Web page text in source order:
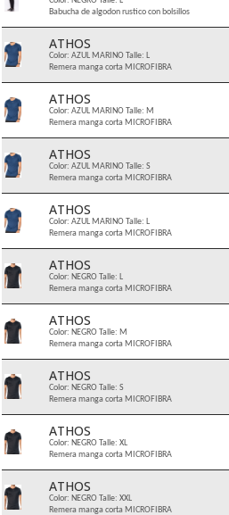
Babucha de algodon rustico con bolsillos
ATHOS
Color: AZUL MARINO Talle: L
Remera manga corta MICROFIBRA
ATHOS
Color: AZUL MARINO Talle: M
Remera manga corta MICROFIBRA
ATHOS
Color: AZUL MARINO Talle: S
Remera manga corta MICROFIBRA
ATHOS
Color: AZUL MARINO Talle: L
Remera manga corta MICROFIBRA
ATHOS
Color: NEGRO Talle: L
Remera manga corta MICROFIBRA
ATHOS
Color: NEGRO Talle: M
Remera manga corta MICROFIBRA
ATHOS
Color: NEGRO Talle: S
Remera manga corta MICROFIBRA
ATHOS
Color: NEGRO Talle: XL
Remera manga corta MICROFIBRA
ATHOS
Color: NEGRO Talle: XXL
Remera manga corta MICROFIBRA